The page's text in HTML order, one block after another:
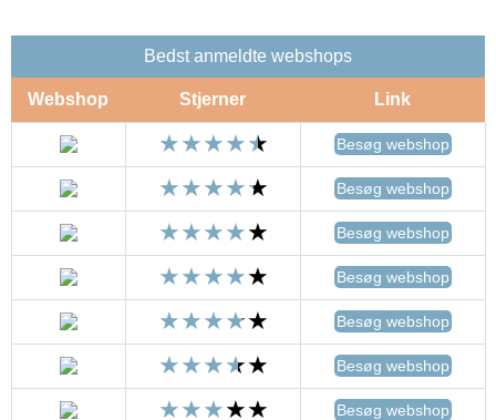
Bedst anmeldte webshops
Webshop Stjerner Link
Besøg webshop
Besøg webshop
Besøg webshop
Besøg webshop
Besøg webshop
Besøg webshop
Besøg webshop